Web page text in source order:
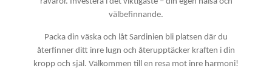
välbefinnande.
Packa din väska och låt Sardinien bli platsen där du
återfinner ditt inre lugn och återupptäcker kraften i din
kropp och själ. Välkommen till en resa mot inre harmoni!